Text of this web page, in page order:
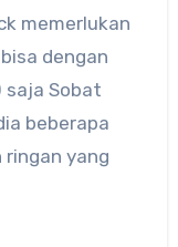
memerlukan
dengan
saja Sobat
beberapa
ringan yang